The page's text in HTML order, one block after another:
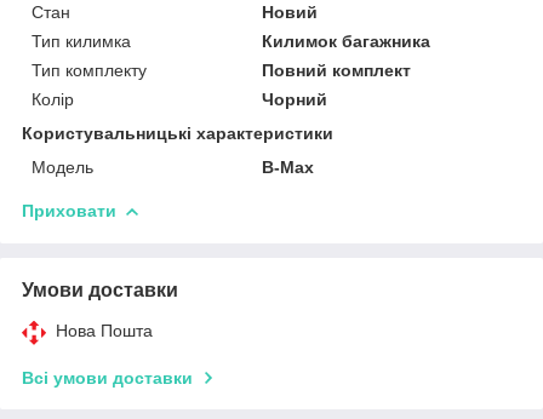
Стан
Новий
Тип килимка
Килимок багажника
Тип комплекту
Повний комплект
Колір
Чорний
Користувальницькі характеристики
Мoдель
В-Max
Приховати
Умови доставки
Нова Пошта
Всі умови доставки